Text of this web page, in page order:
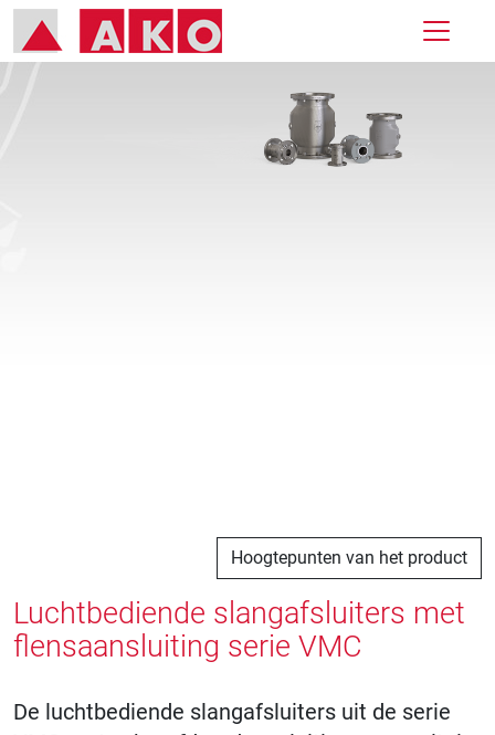
Hoogtepunten van het product
Luchtbediende slangafsluiters met
flensaansluiting serie VMC
De luchtbediende slangafsluiters uit de serie